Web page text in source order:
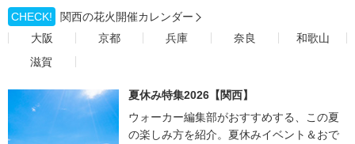
CHECK!
関西の花火開催カレンダー
大阪
京都 兵庫 奈良
和歌山
滋賀
夏休み特集2026【関西】
ウォーカー編集部がおすすめする、この夏
の楽しみ方を紹介。夏休みイベント＆おで